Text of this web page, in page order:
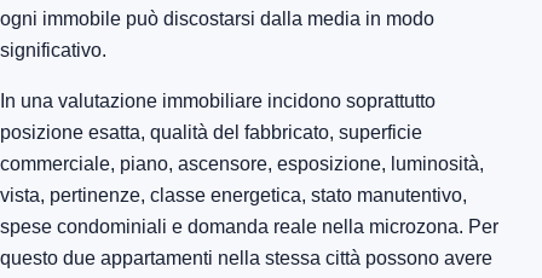
ogni immobile può discostarsi dalla media in modo
significativo.
In una valutazione immobiliare incidono soprattutto
posizione esatta, qualità del fabbricato, superficie
commerciale, piano, ascensore, esposizione, luminosità,
vista, pertinenze, classe energetica, stato manutentivo,
spese condominiali e domanda reale nella microzona. Per
questo due appartamenti nella stessa città possono avere